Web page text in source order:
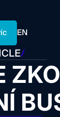
EN
/